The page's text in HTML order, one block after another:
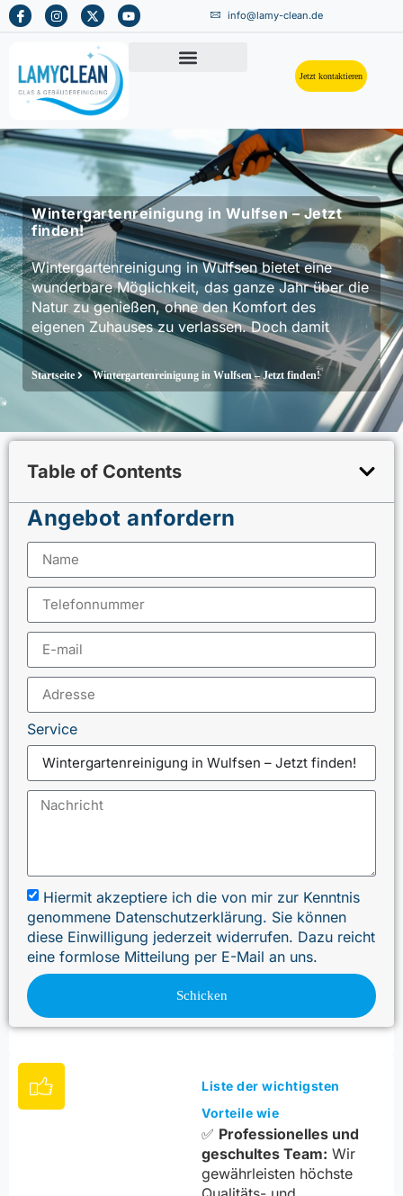
info@lamy-clean.de
Jetzt kontaktieren
Wintergartenreinigung in Wulfsen – Jetzt
finden!
Wintergartenreinigung in Wulfsen bietet eine
wunderbare Möglichkeit, das ganze Jahr über die
Natur zu genießen, ohne den Komfort des
eigenen Zuhauses zu verlassen. Doch damit
Startseite Wintergartenreinigung in Wulfsen – Jetzt finden!
Liste der wichtigsten
Vorteile wie
✅ Professionelles und
geschultes Team: Wir
gewährleisten höchste
Table of Contents
Angebot anfordern
Service
Hiermit akzeptiere ich die von mir zur Kenntnis
genommene Datenschutzerklärung. Sie können
diese Einwilligung jederzeit widerrufen. Dazu reicht
eine formlose Mitteilung per E-Mail an uns.
Schicken